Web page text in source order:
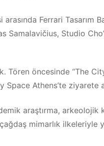
Ferrari Tasarım
Samalavičius, Studio
Tören öncesinde “The
Space Athens’te ziyarete
araştırma, arkeolojik
mimarlık ilkeleriyle